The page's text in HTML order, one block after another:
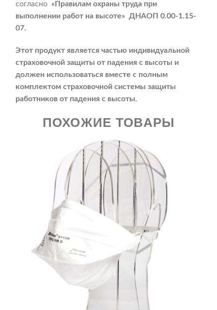
согласно «Правилам охраны труда при
выполнении работ на высоте»ДНАОП 0.00-1.15-
07.
Этот продукт является частью индивидуальной
страховочной защиты от падения с высоты и
должен использоваться вместе с полным
комплектом страховочной системы защиты
работников от падения с высоты.
ПОХОЖИЕ ТОВАРЫ